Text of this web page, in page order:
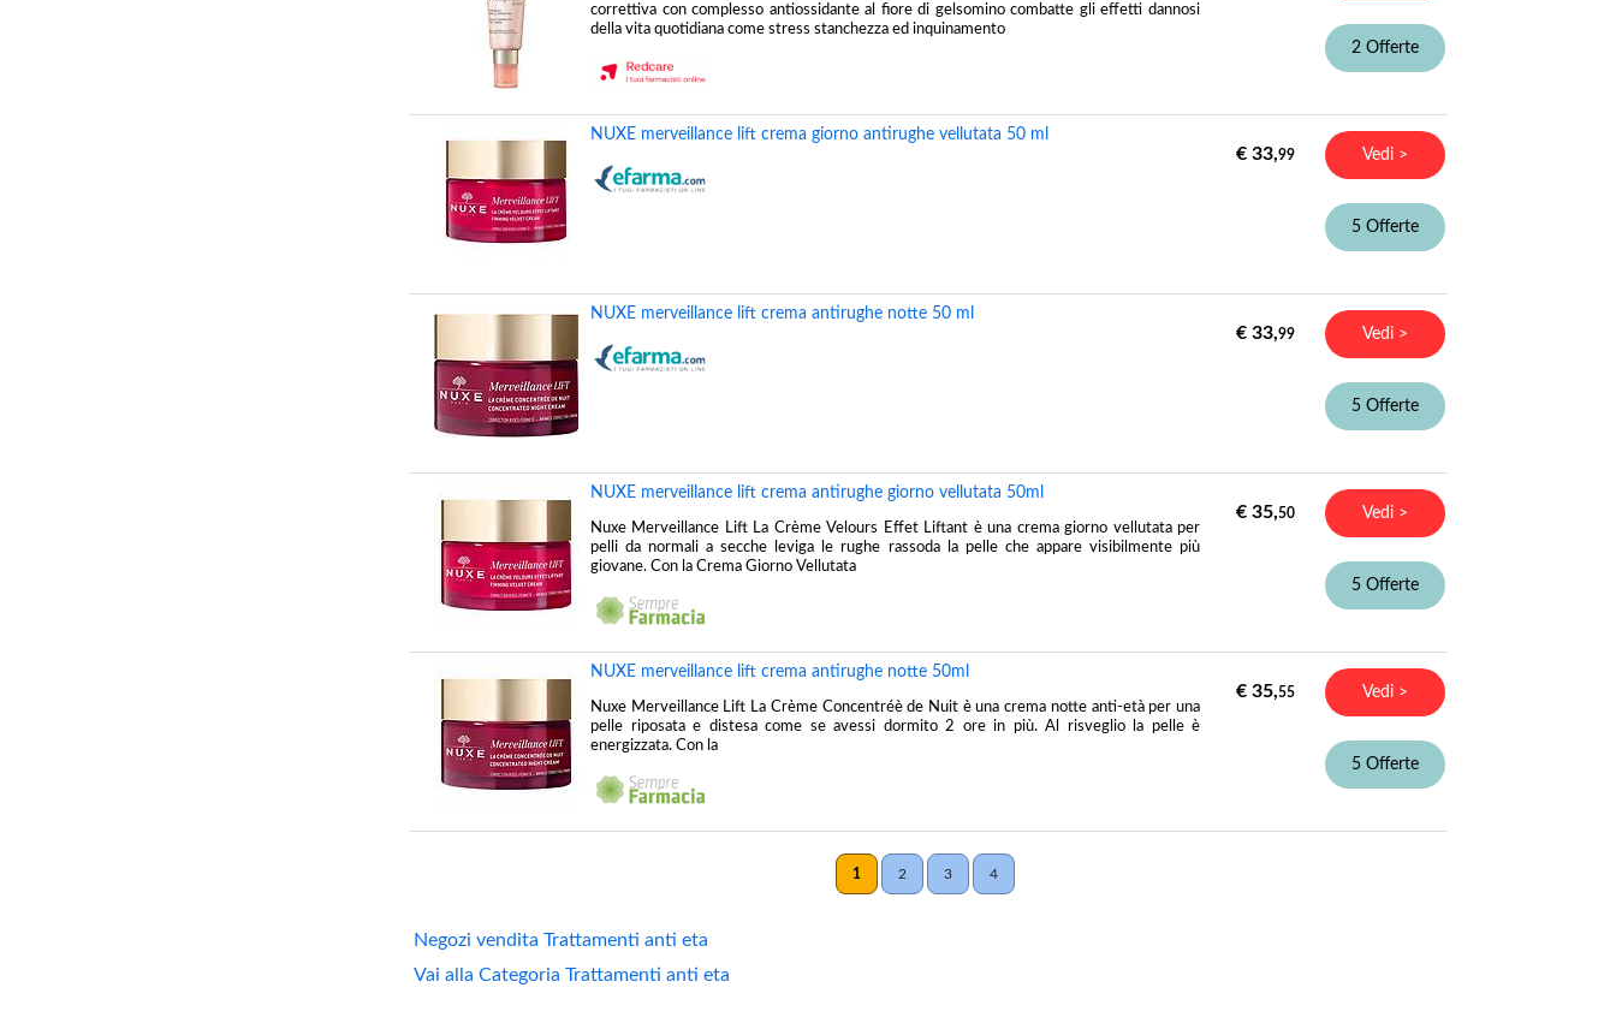
correttiva con complesso antiossidante al fiore di gelsomino combatte gli effetti dannosi
della vita quotidiana come stress stanchezza ed inquinamento
2 Offerte
NUXE merveillance lift crema giorno antirughe vellutata 50 ml
€ 33,99 Vedi >
5 Offerte
NUXE merveillance lift crema antirughe notte 50 ml
€ 33,99 Vedi >
5 Offerte
NUXE merveillance lift crema antirughe giorno vellutata 50ml
Nuxe Merveillance Lift La Crème Velours Effet Liftant è una crema giorno vellutata per
pelli da normali a secche leviga le rughe rassoda la pelle che appare visibilmente più
giovane. Con la Crema Giorno Vellutata
€ 35,50 Vedi >
5 Offerte
NUXE merveillance lift crema antirughe notte 50ml
Nuxe Merveillance Lift La Crème Concentréè de Nuit è una crema notte anti-età per una
pelle riposata e distesa come se avessi dormito 2 ore in più. Al risveglio la pelle è
energizzata. Con la
€ 35,55 Vedi >
5 Offerte
1 2 3 4
Negozi vendita Trattamenti anti eta
Vai alla Categoria Trattamenti anti eta